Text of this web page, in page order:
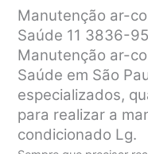
Manutenção ar-
Saúde 11 3836-
Manutenção ar-
Saúde em São
especializados,
para realizar a
condicionado Lg.